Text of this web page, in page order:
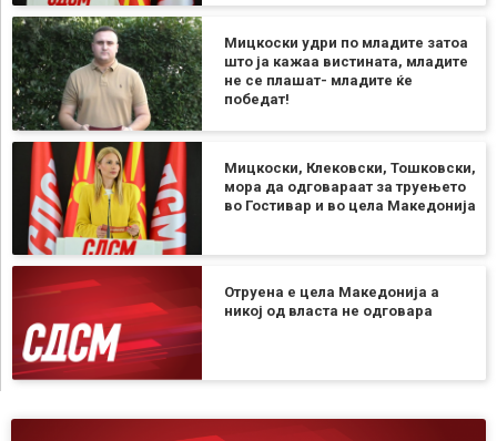
Мицкоски удри по младите затоа
што ја кажаа вистината, младите
не се плашат- младите ќе
победат!
Мицкоски, Клековски, Тошковски,
мора да одговараат за труењето
во Гостивар и во цела Македонија
Отруена е цела Македонија а
никој од власта не одговара